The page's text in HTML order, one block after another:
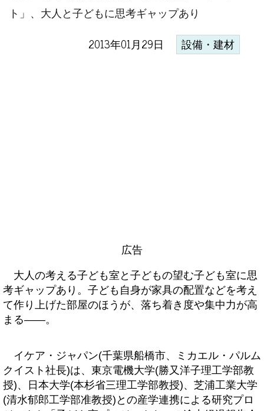
ト」、大人と子どもに思考ギャップあり
2013年01月29日 設備・建材
広告
大人の考える子ども室と子どもの望む子ども室に思
考ギャップあり。子ども自身が家具の配置などを考え
て作り上げた部屋のほうが、落ち着き度や集中力が高
まる――。
イケア・ジャパン(千葉県船橋市、ミカエル・パルム
クイスト社長)は、東京電機大学(勝又洋子理工学部教
授)、日本大学(本杉省三理工学部教授)、芝浦工業大学
(清水郁郎工学部准教授)との産学連携による研究プロ